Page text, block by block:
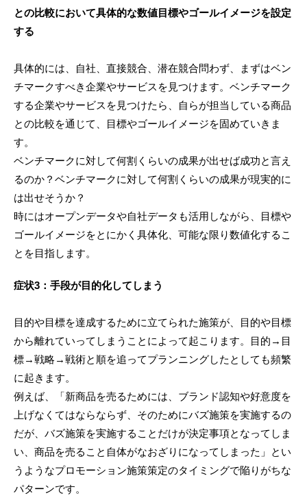
との比較において具体的な数値目標やゴールイメージを設定
する
具体的には、自社、直接競合、潜在競合問わず、まずはベン
チマークすべき企業やサービスを見つけます。ベンチマーク
する企業やサービスを見つけたら、自らが担当している商品
との比較を通じて、目標やゴールイメージを固めていきま
す。
ベンチマークに対して何割くらいの成果が出せば成功と言え
るのか？ベンチマークに対して何割くらいの成果が現実的に
は出せそうか？
時にはオープンデータや自社データも活用しながら、目標や
ゴールイメージをとにかく具体化、可能な限り数値化するこ
とを目指します。
症状3：手段が目的化してしまう
目的や目標を達成するために立てられた施策が、目的や目標
から離れていってしまうことによって起こります。目的→目
標→戦略→戦術と順を追ってプランニングしたとしても頻繁
に起きます。
例えば、「新商品を売るためには、ブランド認知や好意度を
上げなくてはならならず、そのためにバズ施策を実施するの
だが、バズ施策を実施することだけが決定事項となってしま
い、商品を売ること自体がなおざりになってしまった」とい
うようなプロモーション施策策定のタイミングで陥りがちな
パターンです。